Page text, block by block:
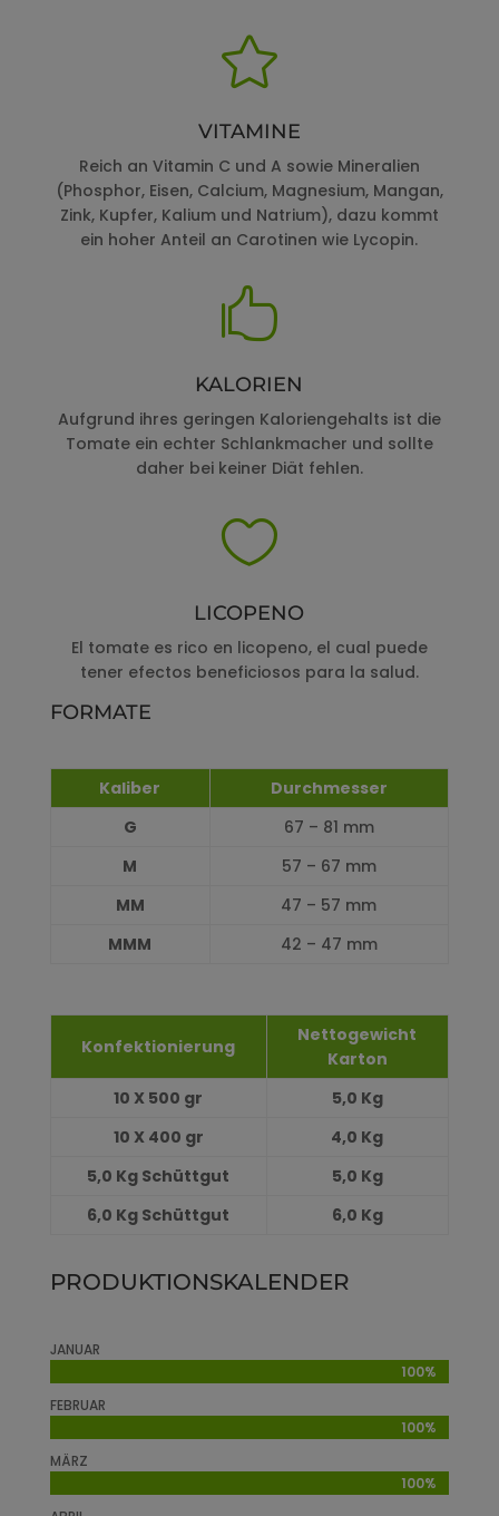

VITAMINE
Reich an Vitamin C und A sowie Mineralien
(Phosphor, Eisen, Calcium, Magnesium, Mangan,
Zink, Kupfer, Kalium und Natrium), dazu kommt
ein hoher Anteil an Carotinen wie Lycopin.

KALORIEN
Aufgrund ihres geringen Kaloriengehalts ist die
Tomate ein echter Schlankmacher und sollte
daher bei keiner Diät fehlen.

LICOPENO
El tomate es rico en licopeno, el cual puede
tener efectos beneficiosos para la salud.
FORMATE
Kaliber
Durchmesser
G
67 – 81 mm
M
57 – 67 mm
MM
47 – 57 mm
MMM
42 – 47 mm
Konfektionierung
Nettogewicht
Karton
10 X 500 gr
5,0 Kg
10 X 400 gr
4,0 Kg
5,0 Kg Schüttgut
5,0 Kg
6,0 Kg Schüttgut 6,0 Kg
PRODUKTIONSKALENDER
JANUAR
100%
100%
FEBRUAR
100%
100%
MÄRZ
100%
100%